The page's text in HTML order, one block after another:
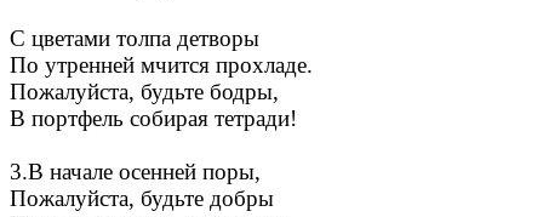
С цветами толпа детворы
По утренней мчится прохладе.
Пожалуйста, будьте бодры,
В портфель собирая тетради!
3.В начале осенней поры,
Пожалуйста, будьте добры